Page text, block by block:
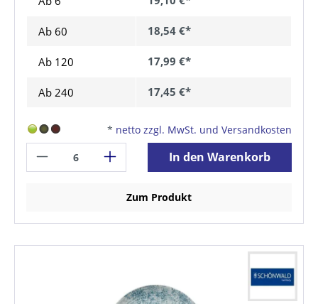
Ab 60 18,54 €*
Ab 120 17,99 €*
Ab 240 17,45 €*
* netto zzgl. MwSt. und Versandkosten
In den Warenkorb
Zum Produkt